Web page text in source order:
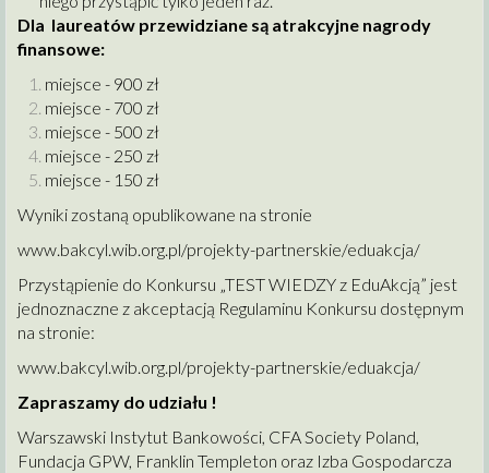
Dla laureatów przewidziane są atrakcyjne nagrody
finansowe:
miejsce - 900 zł
miejsce - 700 zł
miejsce - 500 zł
miejsce - 250 zł
miejsce - 150 zł
Wyniki zostaną opublikowane na stronie
www.bakcyl.wib.org.pl/projekty-partnerskie/eduakcja/
Przystąpienie do Konkursu „TEST WIEDZY z EduAkcją” jest
jednoznaczne z akceptacją Regulaminu Konkursu dostępnym
na stronie:
www.bakcyl.wib.org.pl/projekty-partnerskie/eduakcja/
Zapraszamy do udziału !
Warszawski Instytut Bankowości, CFA Society Poland,
Fundacja GPW, Franklin Templeton oraz Izba Gospodarcza